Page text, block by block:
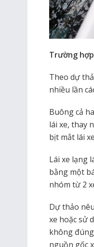
Trường
Theo dự
nhiều lần
Buông cả
lái xe, thay
bịt mắt lái
Lái xe lạng
bằng một
nhóm từ 2
Dự thảo
xe hoặc sử
không
nguồn gốc